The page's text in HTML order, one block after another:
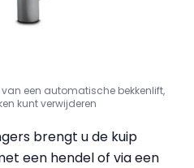
een automatische bekkenlift,
kunt verwijderen
brengt u de kuip
een hendel of via een